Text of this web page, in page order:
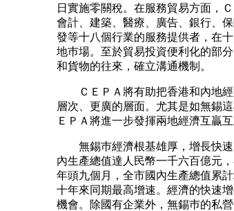
日實施零關稅。在服務貿易方面，
會計、建築、醫療、廣告、銀行、
發等十八個行業的服務提供者，在
地巿場。至於貿易投資便利化的部
和貨物的往來，確立溝通機制。
ＣＥＰＡ將有助把香港和內地經
層次、更廣的層面。尤其是如無錫
ＥＰＡ將進一步發揮兩地經濟互贏互
無錫巿經濟根基雄厚，增長快速
內生產總值達人民幣一千六百億元
年頭九個月，全市國內生產總值累
十年來同期最高增速。經濟的快速
機會。除國有企業外，無錫巿的私